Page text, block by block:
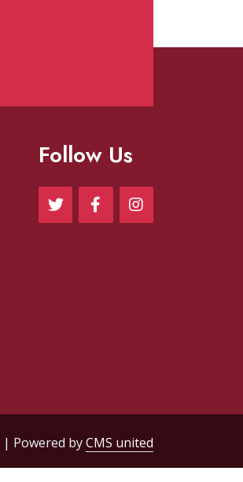
Follow Us
| Powered byCMS united